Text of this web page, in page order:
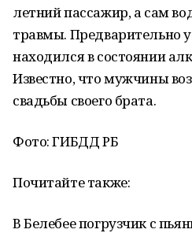
летний пассажир, а сам
травмы. Предварительно
находился в состоянии
Известно, что мужчины
свадьбы своего брата.
Фото: ГИБДД РБ
Почитайте также:
В Белебее погрузчик с